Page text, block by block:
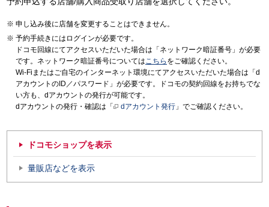
申し込み後に店舗を変更することはできません。
予約手続きにはログインが必要です。
ドコモ回線にてアクセスいただいた場合は「ネットワーク暗証番号」が必要
です。ネットワーク暗証番号についてはこちら をご確認ください。
Wi-Fiまたはご自宅のインターネット環境にてアクセスいただいた場合は「d
アカウントのID／パスワード」が必要です。ドコモの契約回線をお持ちでな
い方も、dアカウントの発行が可能です。
dアカウントの発行・確認は「
dアカウント発行 」でご確認ください。
ドコモショップを表示
量販店などを表示